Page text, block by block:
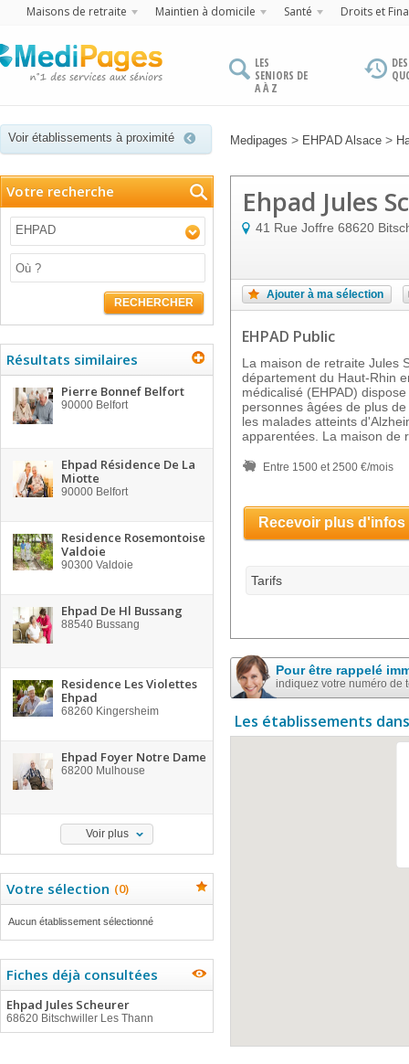
Maisons de retraite Maintien à domicile Santé Droits et
LES
SENIORS DE
A À Z
Voir établissements à proximité Medipages > EHPAD Alsace >
Votre recherche
EHPAD
RECHERCHER
Résultats similaires
Pierre Bonnef Belfort
90000 Belfort
Ehpad Résidence De La
Miotte
90000 Belfort
Residence Rosemontoise
Valdoie
90300 Valdoie
Ehpad De Hl Bussang
88540 Bussang
Residence Les Violettes
Ehpad
68260 Kingersheim
Ehpad Foyer Notre Dame
68200 Mulhouse
Voir plus
Votre sélection (0)
Aucun établissement sélectionné
Fiches déjà consultées
Ehpad Jules Scheurer
68620 Bitschwiller Les Thann
Ehpad Jules
41 Rue Joffre 68620
Ajouter à ma sélection
EHPAD Public
La maison de retraite Jules
département du Haut-Rhin
médicalisé (EHPAD)
personnes âgées de plus
les malades atteints
apparentées. La maison de
Entre 1500 et 2500 €/mois
Recevoir plus d'infos
Tarifs
Pour être rappelé
indiquez votre numéro de
Les établissements